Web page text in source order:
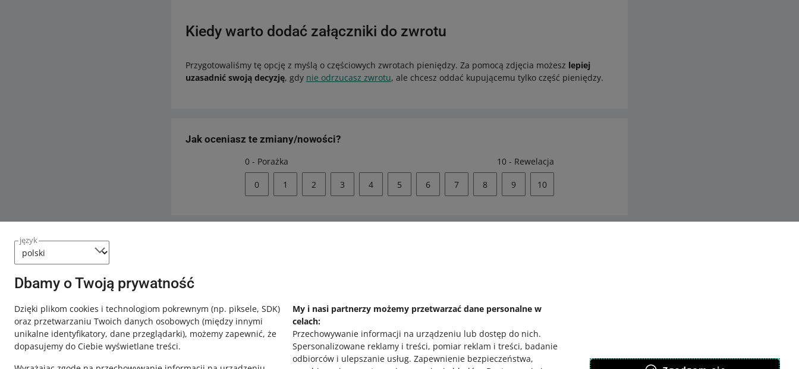
język
Dbamy o Twoją prywatność
Dzięki plikom cookies i technologiom pokrewnym (np. piksele, SDK)
oraz przetwarzaniu Twoich danych osobowych (między innymi
unikalne identyfikatory, dane przeglądarki), możemy zapewnić, że
dopasujemy do Ciebie wyświetlane treści.
My i nasi partnerzy możemy przetwarzać dane personalne w
celach:
Przechowywanie informacji na urządzeniu lub dostęp do nich.
Spersonalizowane reklamy i treści, pomiar reklam i treści, badanie
odbiorców i ulepszanie usług. Zapewnienie bezpieczeństwa,
Kiedy warto dodać załączniki do zwrotu
Przygotowaliśmy tę opcję z myślą o częściowych zwrotach pieniędzy. Za pomocą zdjęcia możesz lepiej
uzasadnić swoją decyzję, gdy nie odrzucasz zwrotu, ale chcesz oddać kupującemu tylko część pieniędzy.
Jak oceniasz te zmiany/nowości?
0 - Porażka 10 - Rewelacja
0 1 2 3 4 5 6 7 8 9 10